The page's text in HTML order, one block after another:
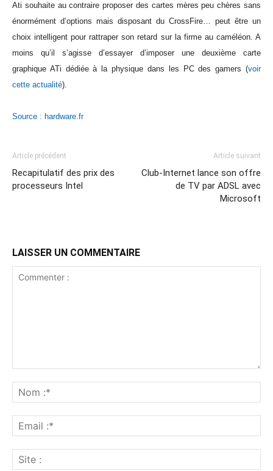
Ati souhaite au contraire proposer des cartes mères peu chères sans
énormément d’options mais disposant du CrossFire… peut être un
choix intelligent pour rattraper son retard sur la firme au caméléon. A
moins qu’il s’agisse d’essayer d’imposer une deuxième carte
graphique ATi dédiée à la physique dans les PC des gamers (voir
cette actualité).
Source : hardware.fr
Article précédent
Recapitulatif des prix des
processeurs Intel
Article suivant
Club-Internet lance son offre
de TV par ADSL avec
Microsoft
LAISSER UN COMMENTAIRE